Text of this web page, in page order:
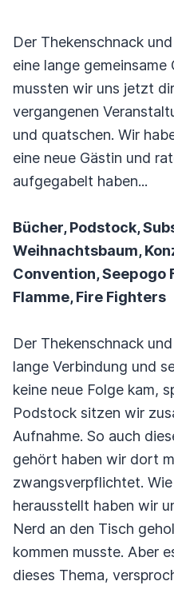
Der Thekenschnack
eine lange gemeinsame
mussten wir uns jetzt
vergangenen
und quatschen. Wir
eine neue Gästin und
aufgegabelt haben...
Bücher, Podstock,
Weihnachtsbaum,
Convention, Seepogo
Flamme, Fire Fighters
Der Thekenschnack
lange Verbindung und
keine neue Folge kam,
Podstock sitzen wir
Aufnahme. So auch
gehört haben wir dort
zwangsverpflichtet.
herausstellt haben wir
Nerd an den Tisch
kommen musste. Aber
dieses Thema,